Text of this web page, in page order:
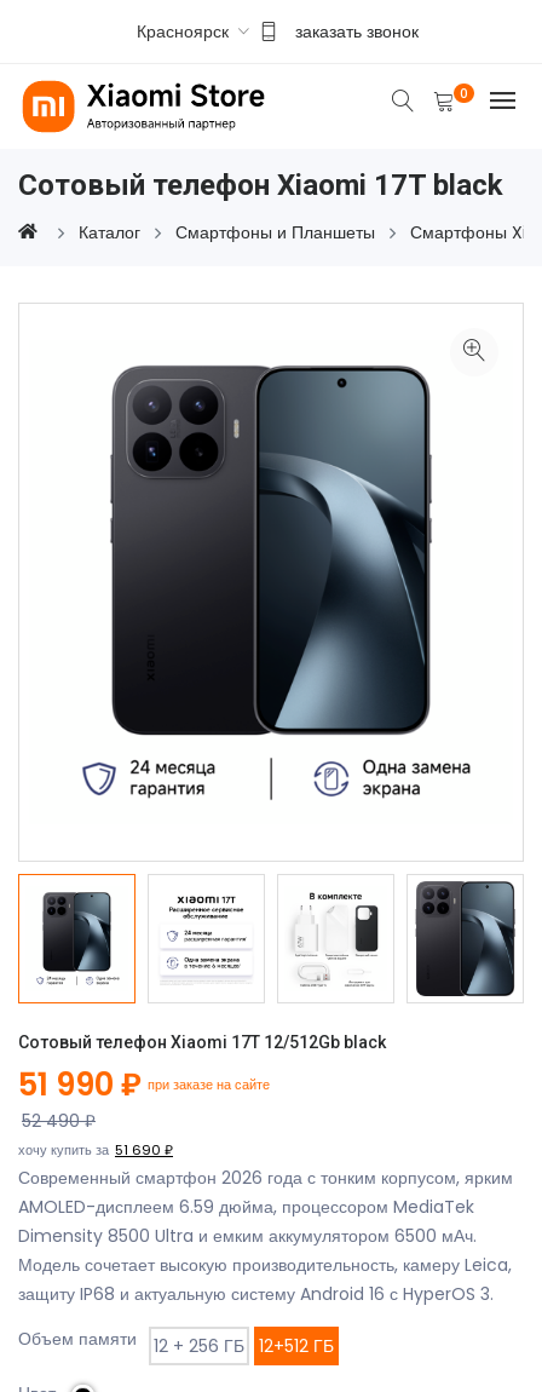
Красноярск заказать звонок
0
Сотовый телефон Xiaomi 17T black
Каталог Смартфоны и Планшеты Смартфоны
Сотовый телефон Xiaomi 17T 12/512Gb black
51 990 ₽ при заказе на сайте
52 490 ₽
хочу купить за 51 690 ₽
Современный смартфон 2026 года с тонким корпусом, ярким
AMOLED-дисплеем 6.59 дюйма, процессором MediaTek
Dimensity 8500 Ultra и емким аккумулятором 6500 мАч.
Модель сочетает высокую производительность, камеру Leica,
защиту IP68 и актуальную систему Android 16 с HyperOS 3.
Объем памяти
12 + 256 ГБ 12+512 ГБ